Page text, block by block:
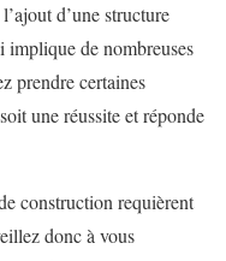
d’une structure
implique de nombreuses
prendre certaines
une réussite et réponde
construction requièrent
donc à vous